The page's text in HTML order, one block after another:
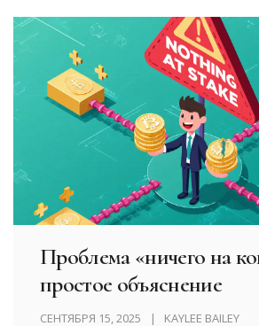
Проблема «ничего на
простое объяснение
СЕНТЯБРЯ 15, 2025 KAYLEE BAILEY